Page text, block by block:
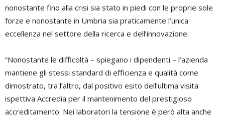
nonostante fino alla crisi sia stato in piedi con le proprie sole
forze e nonostante in Umbria sia praticamente l’unica
eccellenza nel settore della ricerca e dell’innovazione.
“Nonostante le difficoltà – spiegano i dipendenti – l’azienda
mantiene gli stessi standard di efficienza e qualità come
dimostrato, tra l’altro, dal positivo esito dell’ultima visita
ispettiva Accredia per il mantenimento del prestigioso
accreditamento. Nei laboratori la tensione è però alta anche